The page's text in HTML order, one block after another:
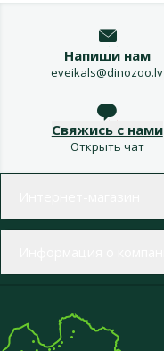
Напиши нам
eveikals@dinozoo.lv
Свяжись с нами
Открыть чат